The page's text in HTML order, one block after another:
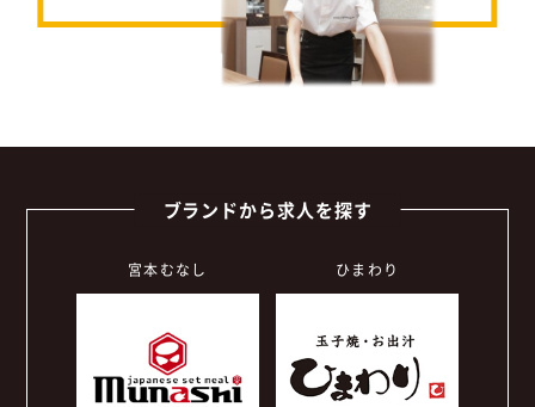
ブランドから求人を探す
宮本むなし ひまわり